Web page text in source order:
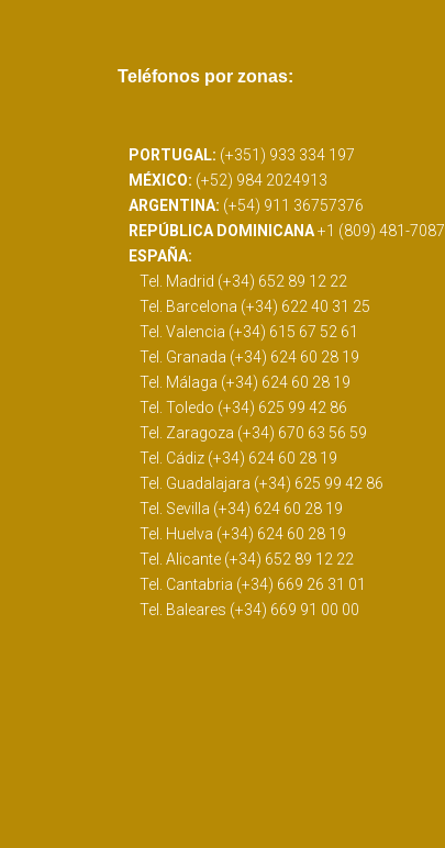
Teléfonos por zonas:
PORTUGAL: (+351) 933 334 197
MÉXICO: (+52) 984 2024913
ARGENTINA: (+54) 911 36757376
REPÚBLICA DOMINICANA+1 (809) 481-7087
ESPAÑA:
Tel. Madrid (+34) 652 89 12 22
Tel. Barcelona (+34) 622 40 31 25
Tel. Valencia (+34) 615 67 52 61
Tel. Granada (+34) 624 60 28 19
Tel. Málaga (+34) 624 60 28 19
Tel. Toledo (+34) 625 99 42 86
Tel. Zaragoza (+34) 670 63 56 59
Tel. Cádiz (+34) 624 60 28 19
Tel. Guadalajara (+34) 625 99 42 86
Tel. Sevilla (+34) 624 60 28 19
Tel. Huelva (+34) 624 60 28 19
Tel. Alicante (+34) 652 89 12 22
Tel. Cantabria (+34) 669 26 31 01
Tel. Baleares (+34) 669 91 00 00